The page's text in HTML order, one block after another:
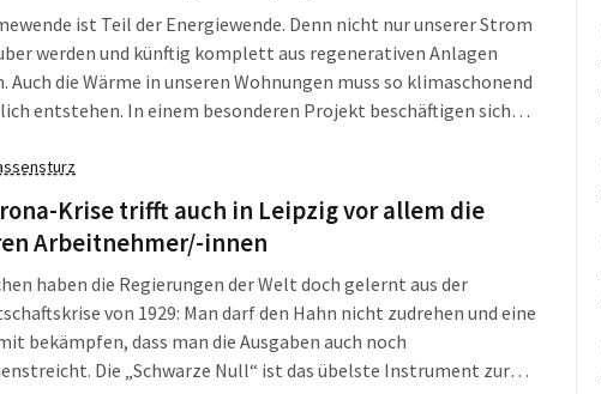
ist Teil der Energiewende. Denn nicht nur unserer Strom
werden und künftig komplett aus regenerativen Anlagen
Auch die Wärme in unseren Wohnungen muss so klimaschonend
entstehen. In einem besonderen Projekt beschäftigen sich
über speichern kann.
Krise trifft auch in Leipzig vor allem die
Arbeitnehmer/-innen
haben die Regierungen der Welt doch gelernt aus der
von 1929: Man darf den Hahn nicht zudrehen und eine
bekämpfen, dass man die Ausgaben auch noch
Die „Schwarze Null“ ist das übelste Instrument zur